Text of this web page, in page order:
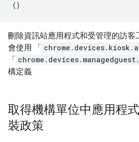
刪除資訊站應用程式和受管理的訪客
會使用 「
「
構定義
取得機構單位中應用程
裝政策